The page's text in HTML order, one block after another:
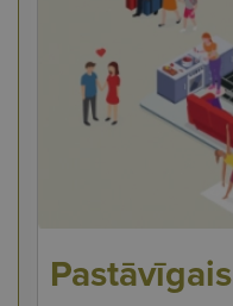
Pastāvīgais